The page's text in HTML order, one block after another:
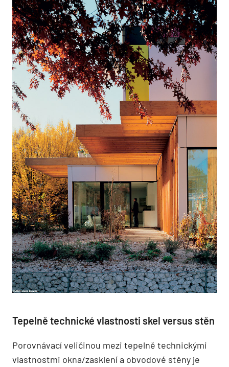
Tepelně technické vlastnosti skel versus stěn
Porovnávací veličinou mezi tepelně technickými
vlastnostmi okna/zasklení a obvodové stěny je